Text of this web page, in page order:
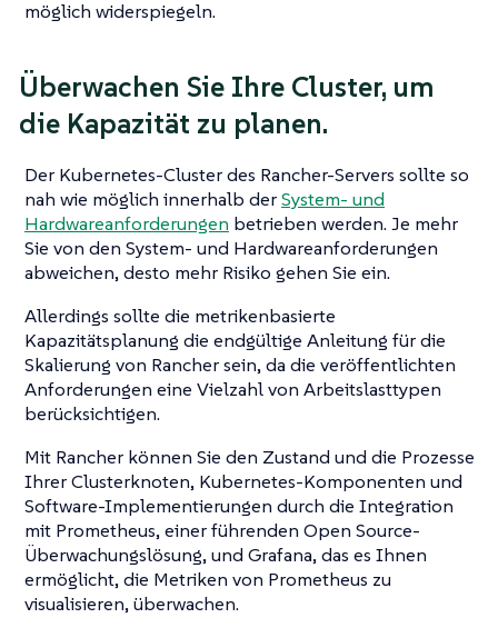
möglich widerspiegeln.
Überwachen Sie Ihre Cluster, um
die Kapazität zu planen.
Der Kubernetes-Cluster des Rancher-Servers sollte so
nah wie möglich innerhalb derSystem- und
Hardwareanforderungen betrieben werden. Je mehr
Sie von den System- und Hardwareanforderungen
abweichen, desto mehr Risiko gehen Sie ein.
Allerdings sollte die metrikenbasierte
Kapazitätsplanung die endgültige Anleitung für die
Skalierung von Rancher sein, da die veröffentlichten
Anforderungen eine Vielzahl von Arbeitslasttypen
berücksichtigen.
Mit Rancher können Sie den Zustand und die Prozesse
Ihrer Clusterknoten, Kubernetes-Komponenten und
Software-Implementierungen durch die Integration
mit Prometheus, einer führenden Open Source-
Überwachungslösung, und Grafana, das es Ihnen
ermöglicht, die Metriken von Prometheus zu
visualisieren, überwachen.